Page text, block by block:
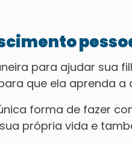
para ajudar sua
que ela aprenda
forma de fazer
própria vida e